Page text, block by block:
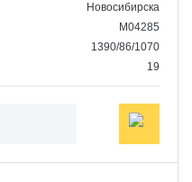
Новосибирска
M04285
1390/86/1070
19